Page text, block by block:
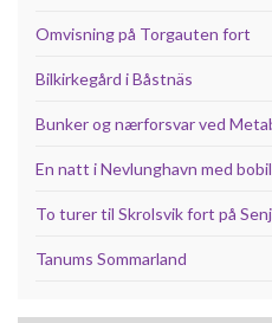
Omvisning på Torgauten fort
Bilkirkegård i Båstnäs
Bunker og nærforsvar ved
En natt i Nevlunghavn med
To turer til Skrolsvik fort på
Tanums Sommarland